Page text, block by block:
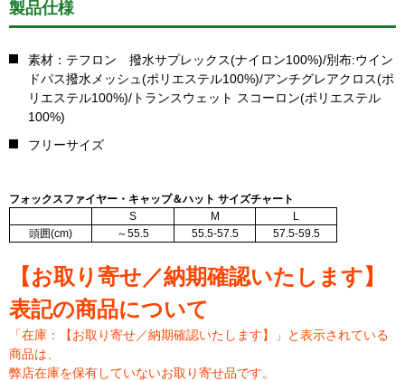
製品仕様
素材：テフロン 撥水サプレックス(ナイロン100%)/別布:ウイン
ドパス撥水メッシュ(ポリエステル100%)/アンチグレアクロス(ポ
リエステル100%)/トランスウェット スコーロン(ポリエステル
100%)
フリーサイズ
フォックスファイヤー・キャップ＆ハット サイズチャート
S
M
L
頭囲(cm)
～55.5 55.5-57.5 57.5-59.5
【お取り寄せ／納期確認いたします】
表記の商品について
「在庫：【お取り寄せ／納期確認いたします】」と表示されている
商品は、
弊店在庫を保有していないお取り寄せ品です。